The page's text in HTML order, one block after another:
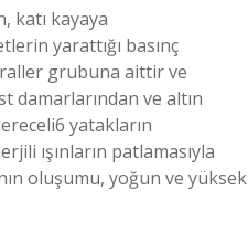
katı kayaya
yarattığı basınç
grubuna aittir ve
damarlarından ve altın
yatakların
ışınların patlamasıyla
oluşumu, yoğun ve yüksek